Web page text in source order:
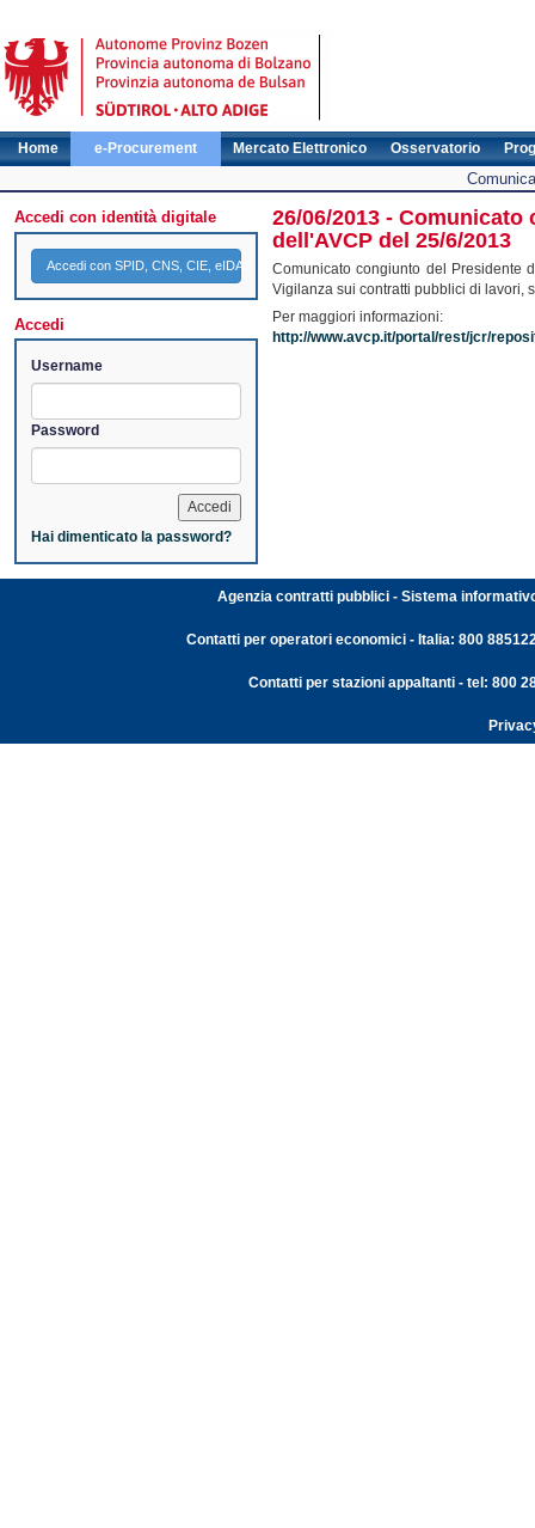
Home e-Procurement Mercato Elettronico Osservatorio
Accedi con identità digitale
Accedi con SPID, CNS, CIE, eIDAS
Accedi
Username
Password
Hai dimenticato la password?
26/06/2013 -
dell'AVCP del 25/6/2013
Comunicato congiunto del Presidente
Vigilanza sui contratti pubblici di lavori,
Per maggiori informazioni:
http://www.avcp.it/portal/rest/jcr/
Agenzia contratti pubblici - Sistema
Contatti per operatori economici - Italia: 800
Contatti per stazioni appaltanti - tel: 800